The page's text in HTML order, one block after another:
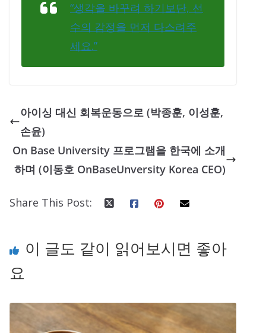
“생각을 바꾸려 하기보단, 선
수의 감정을 먼저 다스려주
세요.”
아이싱 대신 회복운동으로 (박종훈, 이성훈,
손윤)
On Base University 프로그램을 한국에 소개
하며 ( 이동호 OnBaseUnversity Korea CEO)
Share This Post:
이 글도 같이 읽어보시면 좋아
요